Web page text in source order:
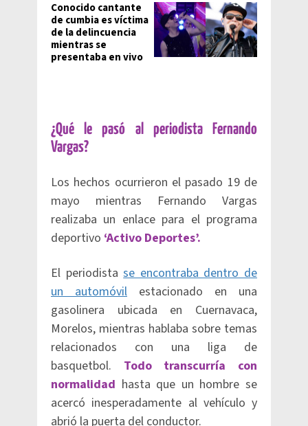
Conocido cantante
de cumbia es víctima
de la delincuencia
mientras se
presentaba en vivo
¿Qué le pasó al periodista Fernando
Vargas?
Los hechos ocurrieron el pasado 19 de
mayo mientras Fernando Vargas
realizaba un enlace para el programa
deportivo ‘Activo Deportes’.
El periodistase encontraba dentro de
un automóvil estacionado en una
gasolinera ubicada en Cuernavaca,
Morelos, mientras hablaba sobre temas
relacionados con una liga de
basquetbol. Todo transcurría con
normalidad hasta que un hombre se
acercó inesperadamente al vehículo y
abrió la puerta del conductor.